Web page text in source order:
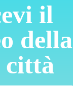
il
della
città